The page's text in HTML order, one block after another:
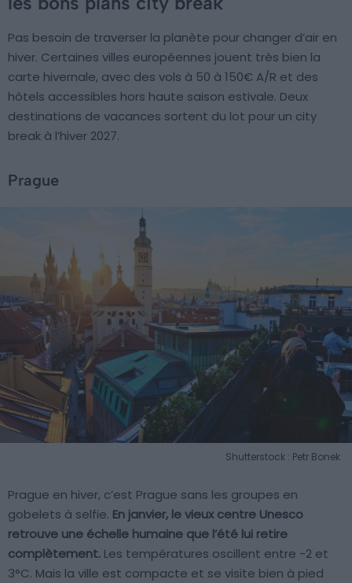
Pas besoin de traverser la planète pour changer d’air en
hiver. Certaines villes européennes jouent très bien la
carte hivernale, avec des vols à 50 à 150€ A/R et des
hôtels accessibles hors haute saison estivale. Deux
destinations de vacances sortent du lot pour un city
break à l’hiver 2027.
Prague
Shutterstock : Petr Bonek
Prague en hiver, c’est Prague sans les groupes en
gobelets à selfie. En janvier, le vieux centre Unesco
retrouve une échelle humaine que l’été lui retire
complètement. Les températures oscillent entre -2 et
3°C. Mais la ville est compacte et se visite bien à pied